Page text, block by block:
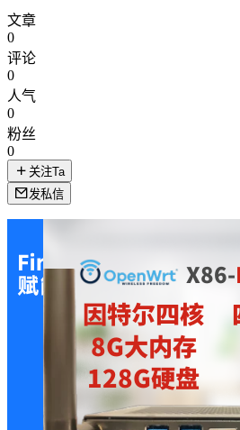
文章
0
评论
0
人气
0
粉丝
0
关注Ta
发私信